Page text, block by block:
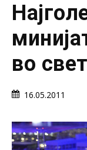
во
16.05.2011